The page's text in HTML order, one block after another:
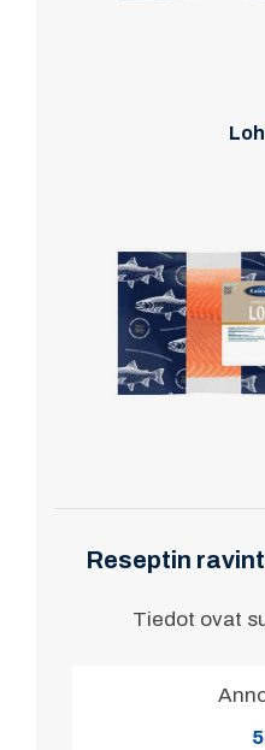
Reseptin
Tiedot ovat